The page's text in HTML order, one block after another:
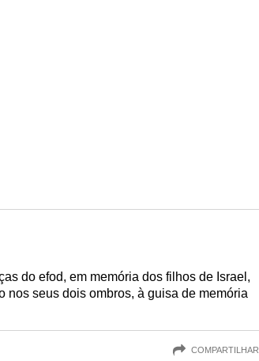
do efod, em memória dos filhos de Israel,
nos seus dois ombros, à guisa de memória
COMPARTILHAR